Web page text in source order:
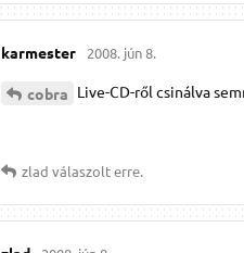
karmester 2008. jún 8.
cobra Live-CD-ről csinálva
zlad válaszolt erre.